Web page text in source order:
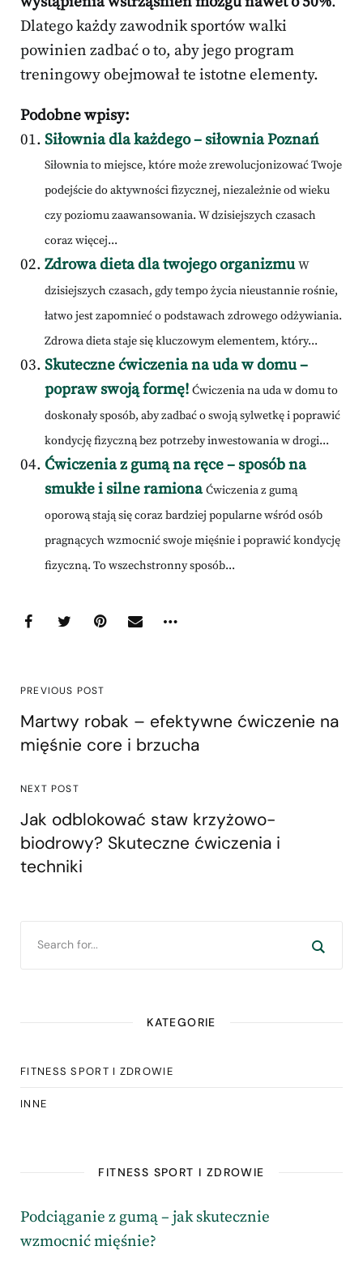
Dlatego każdy zawodnik sportów walki
powinien zadbać o to, aby jego program
treningowy obejmował te istotne elementy.
Podobne wpisy:
Siłownia dla każdego – siłownia Poznań
Siłownia to miejsce, które może zrewolucjonizować Twoje
podejście do aktywności fizycznej, niezależnie od wieku
czy poziomu zaawansowania. W dzisiejszych czasach
coraz więcej...
Zdrowa dieta dla twojego organizmu W
dzisiejszych czasach, gdy tempo życia nieustannie rośnie,
łatwo jest zapomnieć o podstawach zdrowego odżywiania.
Zdrowa dieta staje się kluczowym elementem, który...
Skuteczne ćwiczenia na uda w domu –
popraw swoją formę! Ćwiczenia na uda w domu to
doskonały sposób, aby zadbać o swoją sylwetkę i poprawić
kondycję fizyczną bez potrzeby inwestowania w drogi...
Ćwiczenia z gumą na ręce – sposób na
smukłe i silne ramiona Ćwiczenia z gumą
oporową stają się coraz bardziej popularne wśród osób
pragnących wzmocnić swoje mięśnie i poprawić kondycję
fizyczną. To wszechstronny sposób...
PREVIOUS POST
Martwy robak – efektywne ćwiczenie na
mięśnie core i brzucha
NEXT POST
Jak odblokować staw krzyżowo-
biodrowy? Skuteczne ćwiczenia i
techniki
KATEGORIE
FITNESS SPORT I ZDROWIE
INNE
FITNESS SPORT I ZDROWIE
Podciąganie z gumą – jak skutecznie
wzmocnić mięśnie?